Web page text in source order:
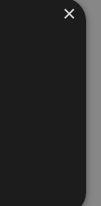
×